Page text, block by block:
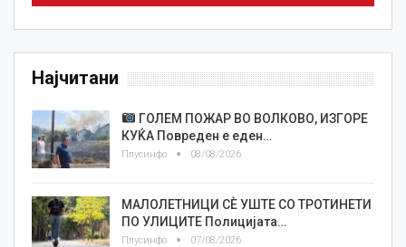
Најчитани
ГОЛЕМ ПОЖАР ВО ВОЛКОВО, ИЗГОРЕ
КУЌА Повреден е еден…
Плусинфо 08/08/2026
МАЛОЛЕТНИЦИ СÈ УШТЕ СО ТРОТИНЕТИ
ПО УЛИЦИТЕ Полицијата…
Плусинфо 07/08/2026